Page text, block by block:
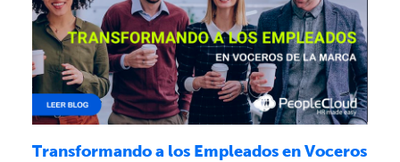
Transformando a los Empleados en Voceros